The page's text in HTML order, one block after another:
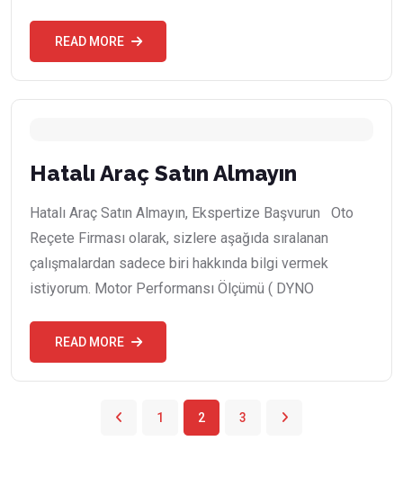
READ MORE
Hatalı Araç Satın Almayın
Hatalı Araç Satın Almayın, Ekspertize Başvurun Oto
Reçete Firması olarak, sizlere aşağıda sıralanan
çalışmalardan sadece biri hakkında bilgi vermek
istiyorum. Motor Performansı Ölçümü ( DYNO
READ MORE
1 2 3